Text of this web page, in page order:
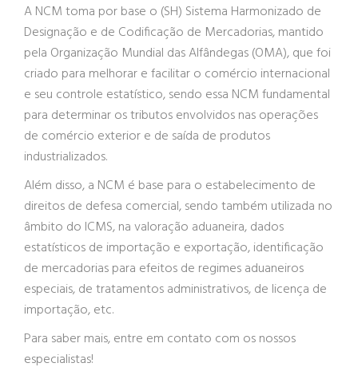
A NCM toma por base o (SH) Sistema Harmonizado de
Designação e de Codificação de Mercadorias, mantido
pela Organização Mundial das Alfândegas (OMA), que foi
criado para melhorar e facilitar o comércio internacional
e seu controle estatístico, sendo essa NCM fundamental
para determinar os tributos envolvidos nas operações
de comércio exterior e de saída de produtos
industrializados.
Além disso, a NCM é base para o estabelecimento de
direitos de defesa comercial, sendo também utilizada no
âmbito do ICMS, na valoração aduaneira, dados
estatísticos de importação e exportação, identificação
de mercadorias para efeitos de regimes aduaneiros
especiais, de tratamentos administrativos, de licença de
importação, etc.
Para saber mais, entre em contato com os nossos
especialistas!